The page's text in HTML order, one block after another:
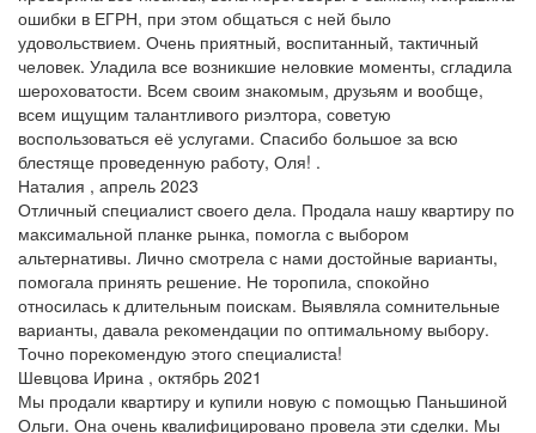
ошибки в ЕГРН, при этом общаться с ней было
удовольствием. Очень приятный, воспитанный, тактичный
человек. Уладила все возникшие неловкие моменты, сгладила
шероховатости. Всем своим знакомым, друзьям и вообще,
всем ищущим талантливого риэлтора, советую
воспользоваться её услугами. Спасибо большое за всю
блестяще проведенную работу, Оля! .
Наталия , апрель 2023
Отличный специалист своего дела. Продала нашу квартиру по
максимальной планке рынка, помогла с выбором
альтернативы. Лично смотрела с нами достойные варианты,
помогала принять решение. Не торопила, спокойно
относилась к длительным поискам. Выявляла сомнительные
варианты, давала рекомендации по оптимальному выбору.
Точно порекомендую этого специалиста!
Шевцова Ирина , октябрь 2021
Мы продали квартиру и купили новую с помощью Паньшиной
Ольги. Она очень квалифицировано провела эти сделки. Мы